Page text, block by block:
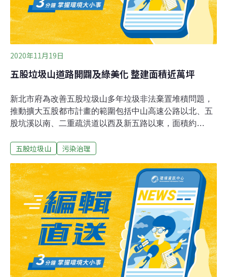
2020年11月19日
五股垃圾山道路開闢及綠美化 整建面積近萬坪
新北市府為改善五股垃圾山多年垃圾非法棄置堆積問題，
推動擴大五股都市計畫的範圍包括中山高速公路以北、五
股坑溪以南、二重疏洪道以西及新五路以東，面積約
示，自去年11月起優先針對「中興路以北」及「中興路以
整頓，並透過綠美化方式，重新將土地整理為景觀綠地及
興闢中央軸帶道路。共整建約1萬坪的國有土地，未來將
是周邊工廠的重要通路。其中，中央軸帶道路第三期工程
已完工啟用。
五股垃圾山 污染治理